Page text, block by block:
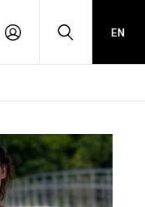
PŘIHLÁSITHLEDAT
EN